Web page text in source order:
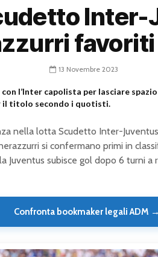
Inter-
favoriti
13 Novembre 2023
l’Inter capolista per lasciare
il titolo secondo i quotisti.
nella lotta Scudetto Inter-
si confermano primi in
Juventus subisce gol dopo 6 turni
Confronta bookmaker legali ADM →